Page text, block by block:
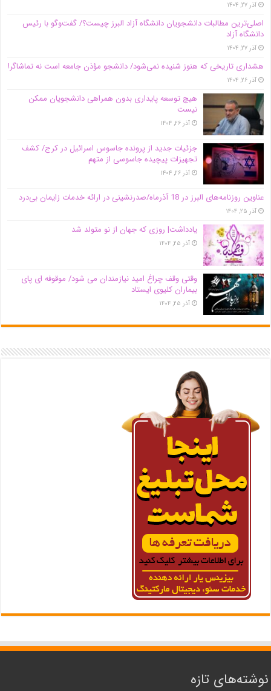
آذر ۲۷, ۱۴۰۴
اصلی‌ترین مطالبات دانشجویان دانشگاه آزاد البرز چیست؟/ گفت‌وگو با رئیس
دانشگاه آز‌اد
آذر ۲۷, ۱۴۰۴
هشداری تاریخی که هنوز شنیده نمی‌شود/ دانشجو مؤذن جامعه است نه تماشاگر!
آذر ۲۶, ۱۴۰۴
هیچ توسعه پایداری بدون همراهی دانشجویان ممکن
نیست
آذر ۲۶, ۱۴۰۴
جزئیات جدید از پرونده جاسوس اسرائیل در کرج/‌ کشف
تجهیزات پیچیده جاسوسی از متهم
آذر ۲۶, ۱۴۰۴
عناوین روزنامه‌های البرز در ‌18 آذرماه/صدرنشینی در ارائه خدمات زایمان بی‌درد
آذر ۲۵, ۱۴۰۴
یادداشت| روزی که جهان از نو متولد شد
آذر ۲۵, ۱۴۰۴
وقتی وقف چراغ امید نیازمندان می شود/ موقوفه ای پای
بیماران کلیوی ایستاد
آذر ۲۵, ۱۴۰۴
نوشته‌های تازه